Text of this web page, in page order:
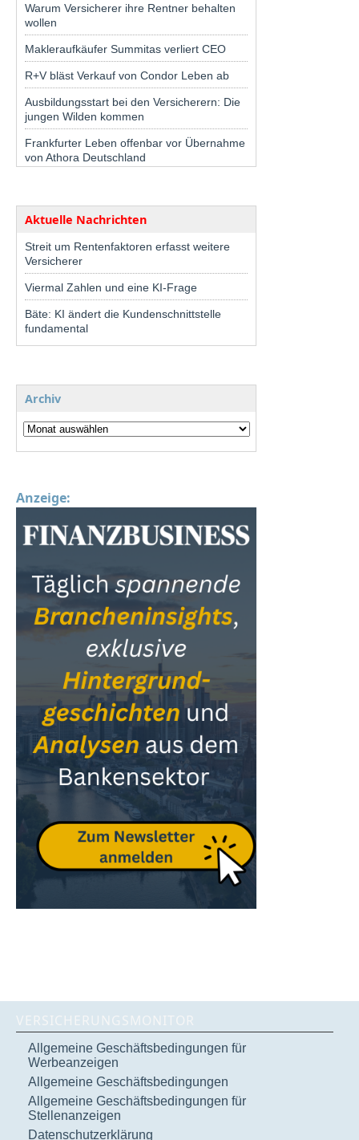
Warum Versicherer ihre Rentner behalten
wollen
Makleraufkäufer Summitas verliert CEO
R+V bläst Verkauf von Condor Leben ab
Ausbildungsstart bei den Versicherern: Die
jungen Wilden kommen
Frankfurter Leben offenbar vor Übernahme
von Athora Deutschland
Aktuelle Nachrichten
Streit um Rentenfaktoren erfasst weitere
Versicherer
Viermal Zahlen und eine KI-Frage
Bäte: KI ändert die Kundenschnittstelle
fundamental
Archiv
Anzeige:
VERSICHERUNGSMONITOR
Allgemeine Geschäftsbedingungen für
Werbeanzeigen
Allgemeine Geschäftsbedingungen
Allgemeine Geschäftsbedingungen für
Stellenanzeigen
Datenschutzerklärung